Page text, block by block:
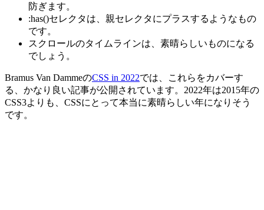
防ぎます。
:has()セレクタは、親セレクタにプラスするようなもの
です。
スクロールのタイムラインは、素晴らしいものになる
でしょう。
Bramus Van DammeのCSS in 2022では、これらをカバーす
る、かなり良い記事が公開されています。2022年は2015年の
CSS3よりも、CSSにとって本当に素晴らしい年になりそう
です。